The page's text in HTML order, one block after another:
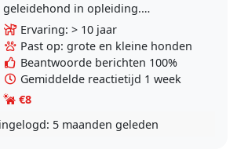
geleidehond in opleiding.
Momenteel geen hond in huis,
maar dat missen we wel. Dus we
zouden het leuk vinden om af..
Ervaring: > 10 jaar
Past op: grote en kleine honden
Beantwoorde berichten 100%
Gemiddelde reactietijd 1 week
€8
5 maanden geleden